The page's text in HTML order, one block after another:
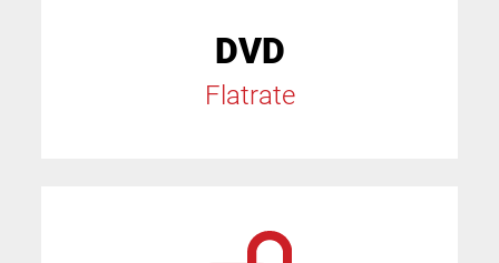
DVD
Flatrate